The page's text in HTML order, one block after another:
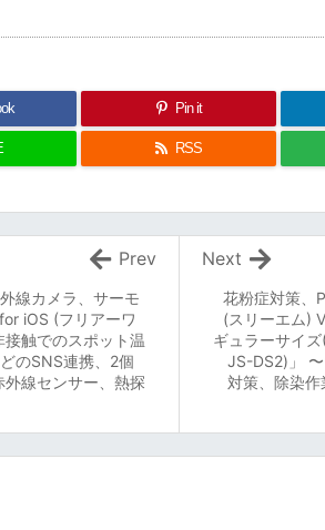
Pin it
RSS
花粉症対策、
(スリーエム)
ギュラーサイ
JS-DS2)」
対策、除染
Next
線カメラ、サーモ
iOS (フリアーワ
触でのスポット温
のSNS連携、2個
線センサー、熱探
Prev